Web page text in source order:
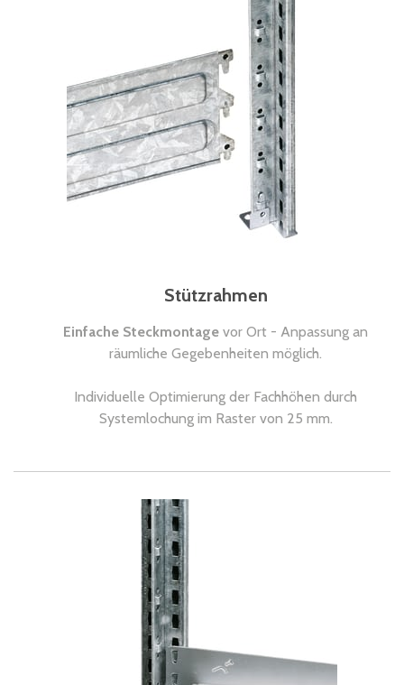
Stützrahmen
Einfache Steckmontage vor Ort - Anpassung an
räumliche Gegebenheiten möglich.
Individuelle Optimierung der Fachhöhen durch
Systemlochung im Raster von 25 mm.